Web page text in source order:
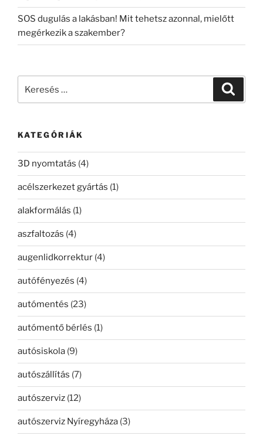
SOS dugulás a lakásban! Mit tehetsz azonnal, mielőtt
megérkezik a szakember?
KATEGÓRIÁK
3D nyomtatás (4)
acélszerkezet gyártás (1)
alakformálás (1)
aszfaltozás (4)
augenlidkorrektur (4)
autófényezés (4)
autómentés (23)
autómentő bérlés (1)
autósiskola (9)
autószállítás (7)
autószerviz (12)
autószerviz Nyíregyháza (3)